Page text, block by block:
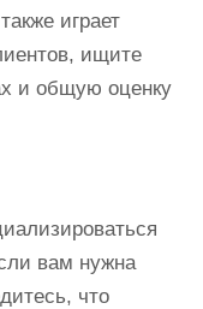
играет
ищите
и общую оценку
вам нужна
что